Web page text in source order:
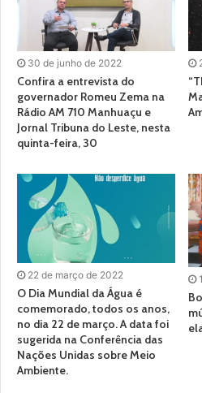
30 de junho de 2022
Confira a entrevista do
governador Romeu Zema na
Rádio AM 710 Manhuaçu e
Jornal Tribuna do Leste, nesta
quinta-feira, 30
22 de março de 2022
O Dia Mundial da Água é
comemorado, todos os anos,
no dia 22 de março. A data foi
sugerida na Conferência das
Nações Unidas sobre Meio
Ambiente.